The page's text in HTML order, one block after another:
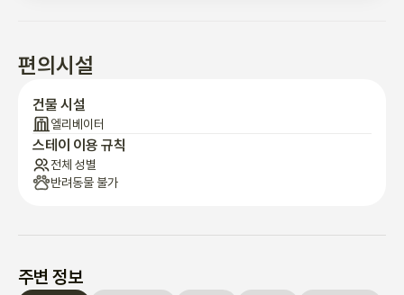
편의시설
건물 시설
엘리베이터
스테이 이용 규칙
전체 성별
반려동물 불가
주변 정보